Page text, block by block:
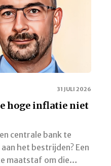
31 JULI 2026
hoge inflatie niet
centrale bank te
het bestrijden? Een
maatstaf om die…